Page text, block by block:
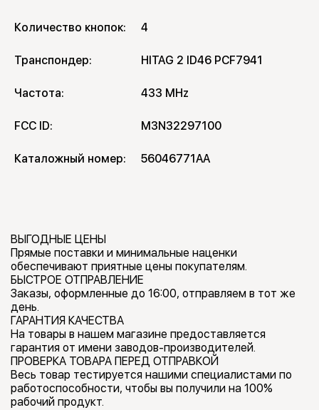
Количество кнопок: 4
Транспондер: HITAG 2 ID46 PCF7941
Частота: 433 MHz
FCC ID: M3N32297100
Каталожный номер: 56046771AA
ВЫГОДНЫЕ ЦЕНЫ
Прямые поставки и минимальные наценки
обеспечивают приятные цены покупателям.
БЫСТРОЕ ОТПРАВЛЕНИЕ
Заказы, оформленные до 16:00, отправляем в тот же
день.
ГАРАНТИЯ КАЧЕСТВА
На товары в нашем магазине предоставляется
гарантия от имени заводов-производителей.
ПРОВЕРКА ТОВАРА ПЕРЕД ОТПРАВКОЙ
Весь товар тестируется нашими специалистами по
работоспособности, чтобы вы получили на 100%
рабочий продукт.